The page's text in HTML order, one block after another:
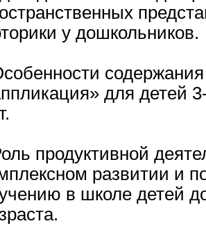
у дошкольников.
для детей
продуктивной
развитии и
в школе детей